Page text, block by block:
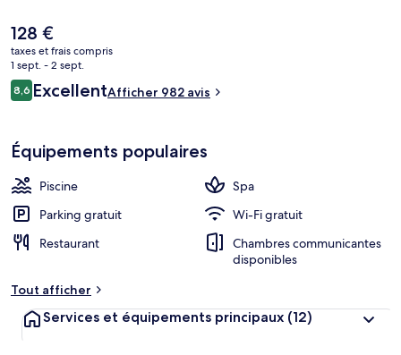
offerts sur place, on trouve une piscine couverte, un bar / salon et
un centre de remise en forme. Sympa non ? Les autres voyageurs
sont séduits par le personnel attentionné et la présentation
générale.
Le
prix
actuel
est
de
128 €
taxes et frais compris
1 sept. - 2 sept.
Avis
voyageurs
8,68,6 sur 10
ExcellentAfficher 982 avis
Équipements populaires
Piscine
Spa
Parking gratuit
Wi-Fi gratuit
Restaurant
Chambres communicantes
disponibles
Tout afficher
Services et équipements principaux (12)